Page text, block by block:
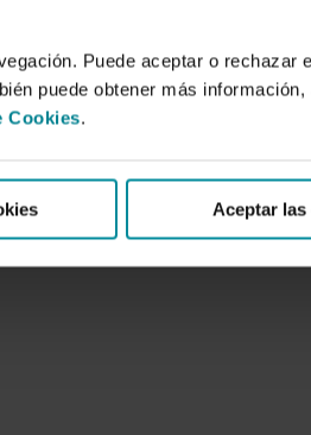
Puede aceptar o rechazar
puede obtener más
Cookies.
Aceptar